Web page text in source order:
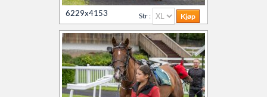
6229x4153 Str :